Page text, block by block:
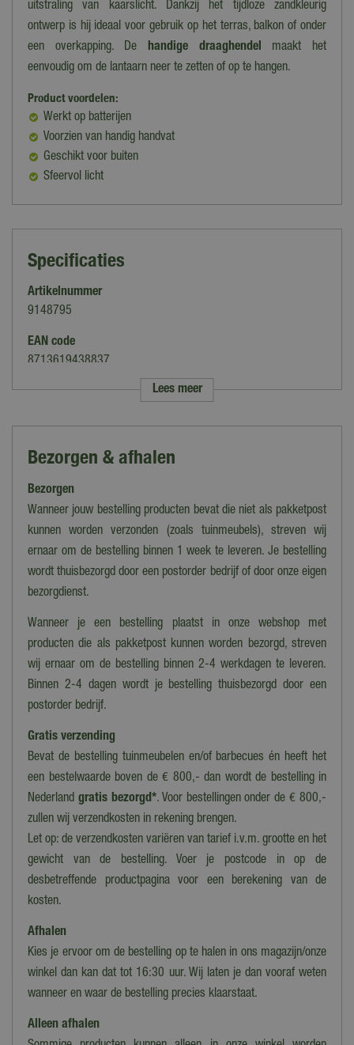
uitstraling van kaarslicht. Dankzij het tijdloze zandkleurig
ontwerp is hij ideaal voor gebruik op het terras, balkon of onder
een overkapping. De handige draaghendel maakt het
eenvoudig om de lantaarn neer te zetten of op te hangen.
Product voordelen:
Werkt op batterijen
Voorzien van handig handvat
Geschikt voor buiten
Sfeervol licht
Specificaties
Artikelnummer
9148795
EAN code
8713619438837
Merk
Creme
Voor binnen of buiten
Binnen & buiten
Kleur licht
Hoogte
18
Diameter
15
Timer
Nee
Voedingstype
Batterijen
Benodigde batterijen
2x AA
Lees meer
Bezorgen & afhalen
Bezorgen
Wanneer jouw bestelling producten bevat die niet als pakketpost
kunnen worden verzonden (zoals tuinmeubels), streven wij
ernaar om de bestelling binnen 1 week te leveren. Je bestelling
wordt thuisbezorgd door een postorder bedrijf of door onze eigen
bezorgdienst.
Wanneer je een bestelling plaatst in onze webshop met
producten die als pakketpost kunnen worden bezorgd, streven
wij ernaar om de bestelling binnen 2-4 werkdagen te leveren.
Binnen 2-4 dagen wordt je bestelling thuisbezorgd door een
postorder bedrijf.
Gratis verzending
Bevat de bestelling tuinmeubelen en/of barbecues én heeft het
een bestelwaarde boven de € 800,- dan wordt de bestelling in
Nederland gratis bezorgd*. Voor bestellingen onder de € 800,-
zullen wij verzendkosten in rekening brengen.
Let op: de verzendkosten variëren van tarief i.v.m. grootte en het
gewicht van de bestelling. Voer je postcode in op de
desbetreffende productpagina voor een berekening van de
kosten.
Afhalen
Kies je ervoor om de bestelling op te halen in ons magazijn/onze
winkel dan kan dat tot 16:30 uur. Wij laten je dan vooraf weten
wanneer en waar de bestelling precies klaarstaat.
Alleen afhalen